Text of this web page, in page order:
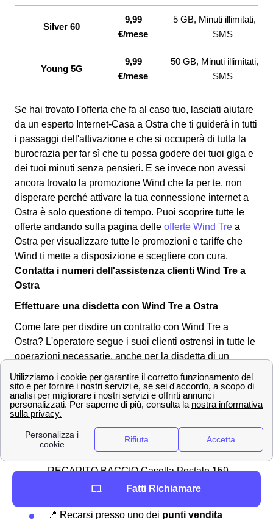
Silver 60
9,99
€/mese
5 GB, Minuti illimitati, 200
SMS
Young 5G
9,99
€/mese
50 GB, Minuti illimitati,
SMS
Se hai trovato l'offerta che fa al caso tuo, lasciati aiutare
da un esperto Internet-Casa a Ostra che ti guiderà in tutti
i passaggi dell'attivazione e che si occuperà di tutta la
burocrazia per far sì che tu possa godere dei tuoi giga e
dei tuoi minuti senza pensieri. E se invece non avessi
ancora trovato la promozione Wind che fa per te, non
disperare perché attivare la tua connessione internet a
Ostra è solo questione di tempo. Puoi scoprire tutte le
offerte andando sulla pagina delle offerte Wind Tre a
Ostra per visualizzare tutte le promozioni e tariffe che
Wind ti mette a disposizione e scegliere con cura.
Contatta i numeri dell'assistenza clienti Wind Tre a
Ostra
Effettuare una disdetta con Wind Tre a Ostra
Come fare per disdire un contratto con Wind Tre a
Ostra? L'operatore segue i suoi clienti ostrensi in tutte le
operazioni necessarie, anche per la disdetta di un
qualsiasi momento, l'importante è inviare una
comunicazione per tempo all'operatore a Ostra. Ecco
qua sotto alcuni dei canali utilizzabili:
✉Invio di una raccomandata
da Ostra
RECAPITO BAGGIO Casella Postale 159
20152 MILANO MI
📍 Recarsi presso uno dei punti vendita
Fatti Richiamare